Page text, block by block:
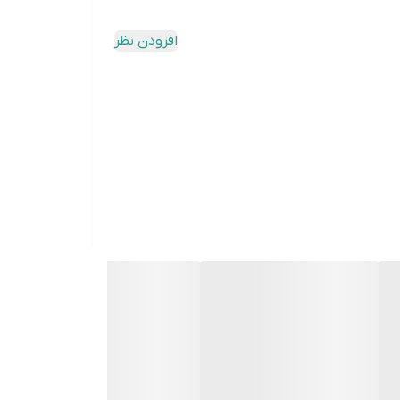
افزودن نظر